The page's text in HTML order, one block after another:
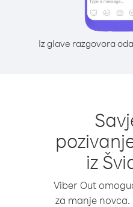
Iz glave razgovora
iz
Viber Out
za manje